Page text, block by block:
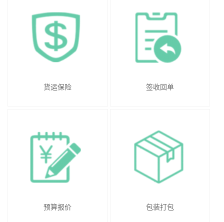
货运保险 签收回单
预算报价 包装打包